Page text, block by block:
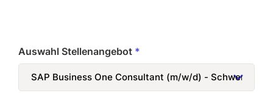
Auswahl Stellenangebot *